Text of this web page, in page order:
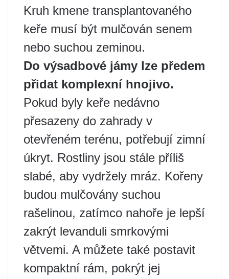
Kruh kmene transplantovaného
keře musí být mulčován senem
nebo suchou zeminou.
Do výsadbové jámy lze předem
přidat komplexní hnojivo.
Pokud byly keře nedávno
přesazeny do zahrady v
otevřeném terénu, potřebují zimní
úkryt. Rostliny jsou stále příliš
slabé, aby vydržely mráz. Kořeny
budou mulčovány suchou
rašelinou, zatímco nahoře je lepší
zakrýt levanduli smrkovými
větvemi. A můžete také postavit
kompaktní rám, pokrýt jej